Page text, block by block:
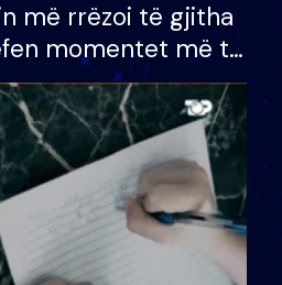
më rrëzoi të gjitha
momentet më të
e BB VIP: Do më
mëngjesit kur…